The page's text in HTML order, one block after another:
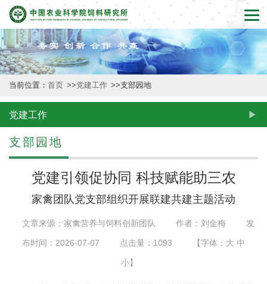
首
页
本
所
概
况
新
当前位置： 首页 >>党建工作 >>支部园地
党建工作
支部园地
党建引领促协同 科技赋能助三农
家禽团队党支部组织开展联建共建主题活动
文章来源：家禽营养与饲料创新团队 作者：刘金梅 发
布时间：2026-07-07 点击量： 1093 【字体： 大 中
小】